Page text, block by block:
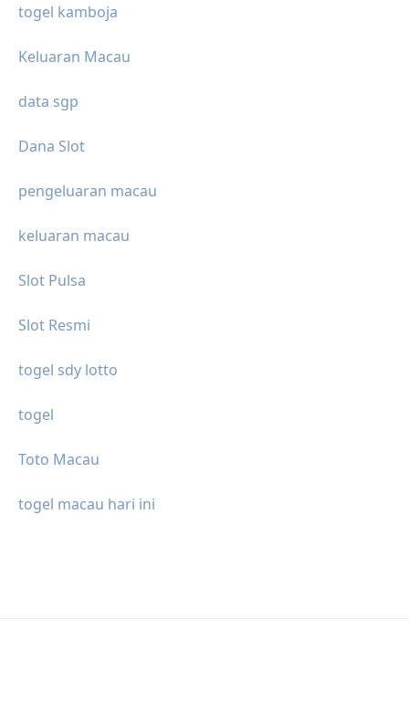
togel kamboja
Keluaran Macau
data sgp
Dana Slot
pengeluaran macau
keluaran macau
Slot Pulsa
Slot Resmi
togel sdy lotto
togel
Toto Macau
togel macau hari ini